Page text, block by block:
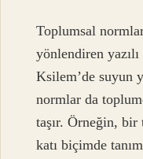
Toplumsal
yönlendiren yazılı
Ksilem’de suyun
normlar da
taşır. Örneğin,
katı biçimde